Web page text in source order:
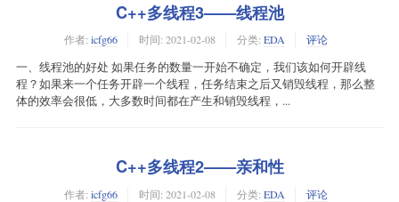
C++多线程3——线程池
作者: icfg66 时间: 2021-02-08 分类: EDA 评论
一、线程池的好处 如果任务的数量一开始不确定，我们该如何开辟线
程？如果来一个任务开辟一个线程，任务结束之后又销毁线程，那么整
体的效率会很低，大多数时间都在产生和销毁线程，...
C++多线程2——亲和性
作者: icfg66 时间: 2021-02-08 分类: EDA 评论